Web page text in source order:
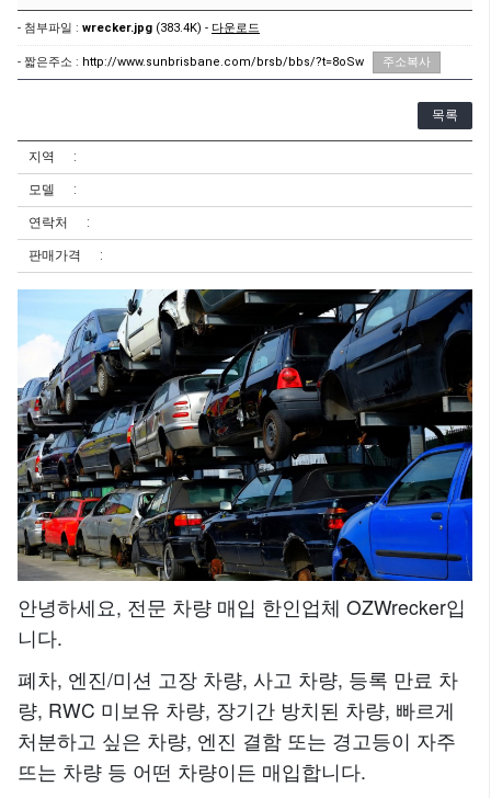
- 첨부파일 : wrecker.jpg (383.4K) - 다운로드
- 짧은주소 : http://www.sunbrisbane.com/brsb/bbs/?t=8oSw 주소복사
목록
지역
모델
연락처
판매가격
안녕하세요, 전문 차량 매입 한인업체 OZWrecker입
니다.
폐차, 엔진/미션 고장 차량, 사고 차량, 등록 만료 차
량, RWC 미보유 차량, 장기간 방치된 차량, 빠르게
처분하고 싶은 차량, 엔진 결함 또는 경고등이 자주
뜨는 차량 등 어떤 차량이든 매입합니다.